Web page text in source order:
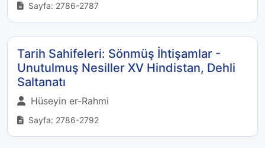
Sayfa: 2786-2787
Tarih Sahifeleri: Sönmüş İhtişamlar -
Unutulmuş Nesiller XV Hindistan, Dehli
Saltanatı
Hüseyin er-Rahmi
Sayfa: 2786-2792